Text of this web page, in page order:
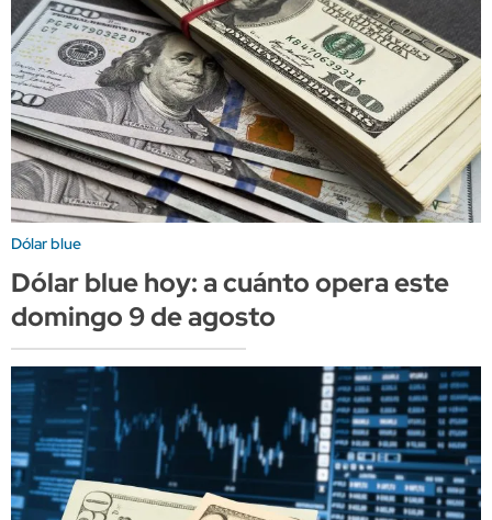
Dólar blue
Dólar blue hoy: a cuánto opera este
domingo 9 de agosto